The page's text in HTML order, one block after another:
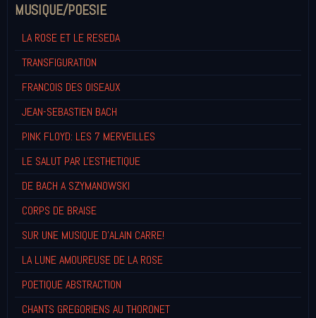
MUSIQUE/POESIE
LA ROSE ET LE RESEDA
TRANSFIGURATION
FRANCOIS DES OISEAUX
JEAN-SEBASTIEN BACH
PINK FLOYD: LES 7 MERVEILLES
LE SALUT PAR L'ESTHETIQUE
DE BACH A SZYMANOWSKI
CORPS DE BRAISE
SUR UNE MUSIQUE D'ALAIN CARRE!
LA LUNE AMOUREUSE DE LA ROSE
POETIQUE ABSTRACTION
CHANTS GREGORIENS AU THORONET